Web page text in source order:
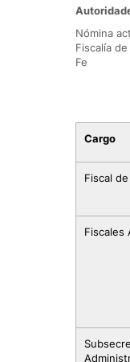
Nómina
Fiscalía
Fe
Cargo
Fiscal
Fiscales